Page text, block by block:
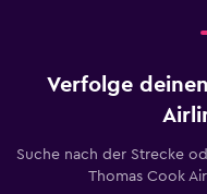
Verfolge
Suche nach der Strecke
Thomas Cook